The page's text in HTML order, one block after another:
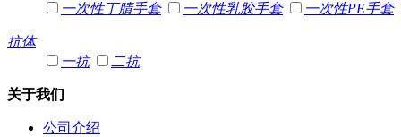
一次性丁腈手套 一次性乳胶手套 一次性PE手套
抗体
一抗
二抗
关于我们
公司介绍